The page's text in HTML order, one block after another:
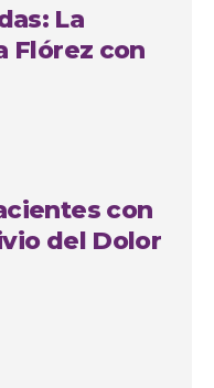
La
Flórez con
en
con
del Dolor
la
de